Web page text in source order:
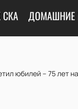
СКА ДОМАШНИЕ
юбилей – 75 лет